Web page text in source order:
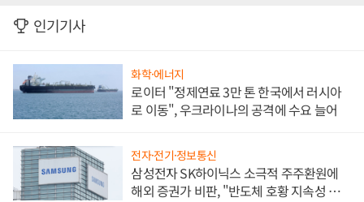
인기기사
화학·에너지
로이터 "정제연료 3만 톤 한국에서 러시아
로 이동", 우크라이나의 공격에 수요 늘어
전자·전기·정보통신
삼성전자 SK하이닉스 소극적 주주환원에
해외 증권가 비판, "반도체 호황 지속성 의